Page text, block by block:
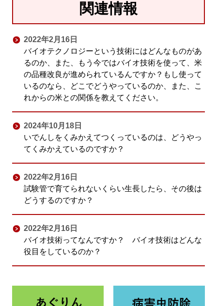
関連情報
2022年2月16日
バイオテクノロジーという技術にはどんなものがあ
るのか、また、もう今ではバイオ技術を使って、米
の品種改良が進められているんですか？もし使って
いるのなら、どこでどうやっているのか、また、こ
れからの米との関係を教えてください。
2024年10月18日
いでんしをくみかえてつくっているのは、どうやっ
てくみかえているのですか？
2022年2月16日
試験管で育てられないくらい生長したら、その後は
どうするのですか？
2022年2月16日
バイオ技術ってなんですか？ バイオ技術はどんな
役目をしているのか？